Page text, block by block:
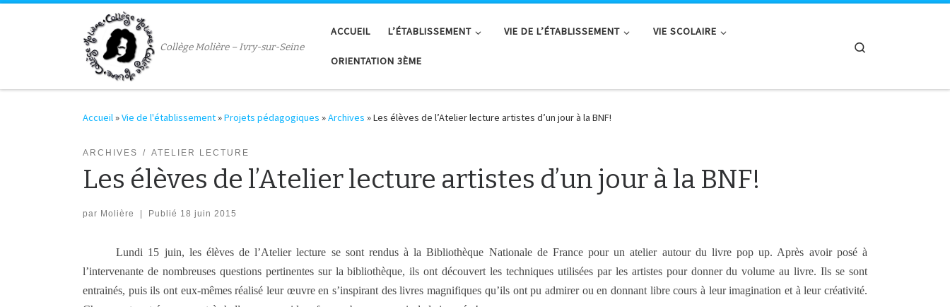
Passer au contenu
Collège Molière – Ivry-sur-Seine
ACCUEIL L’ÉTABLISSEMENT VIE DE L’ÉTABLISSEMENT VIE SCOLAIRE
ORIENTATION 3ÈME
Accueil»Vie de l'établissement»Projets pédagogiques »Archives »Les élèves de l’Atelier lecture artistes d’un jour à la BNF!
ARCHIVES ATELIER LECTURE
Les élèves de l’Atelier lecture artistes d’un jour à la BNF!
par Molière Publié 18 juin 2015
Lundi 15 juin, les élèves de l’Atelier lecture se sont rendus à la Bibliothèque Nationale de France pour un atelier autour du livre pop up. Après avoir posé à
l’intervenante de nombreuses questions pertinentes sur la bibliothèque, ils ont découvert les techniques utilisées par les artistes pour donner du volume au livre. Ils se sont
entrainés, puis ils ont eux-mêmes réalisé leur œuvre en s’inspirant des livres magnifiques qu’ils ont pu admirer ou en donnant libre cours à leur imagination et à leur créativité.